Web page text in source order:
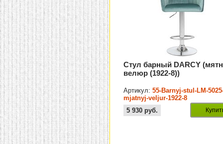
Стул барный DARCY
велюр (1922-8))
Артикул:55-Barnyj-stul-LM-
mjatnyj-veljur-1922-8
5 930 руб.